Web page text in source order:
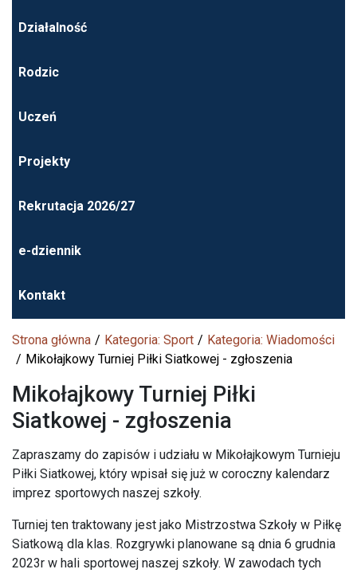
Działalność
Rodzic
Uczeń
Projekty
Rekrutacja 2026/27
e-dziennik
Kontakt
Strona główna Kategoria: Sport
Kategoria: Wiadomości
Mikołajkowy Turniej Piłki Siatkowej - zgłoszenia
Mikołajkowy Turniej Piłki
Siatkowej - zgłoszenia
Zapraszamy do zapisów i udziału w Mikołajkowym Turnieju
Piłki Siatkowej, który wpisał się już w coroczny kalendarz
imprez sportowych naszej szkoły.
Turniej ten traktowany jest jako Mistrzostwa Szkoły w Piłkę
Siatkową dla klas. Rozgrywki planowane są dnia 6 grudnia
2023r w hali sportowej naszej szkoły. W zawodach tych